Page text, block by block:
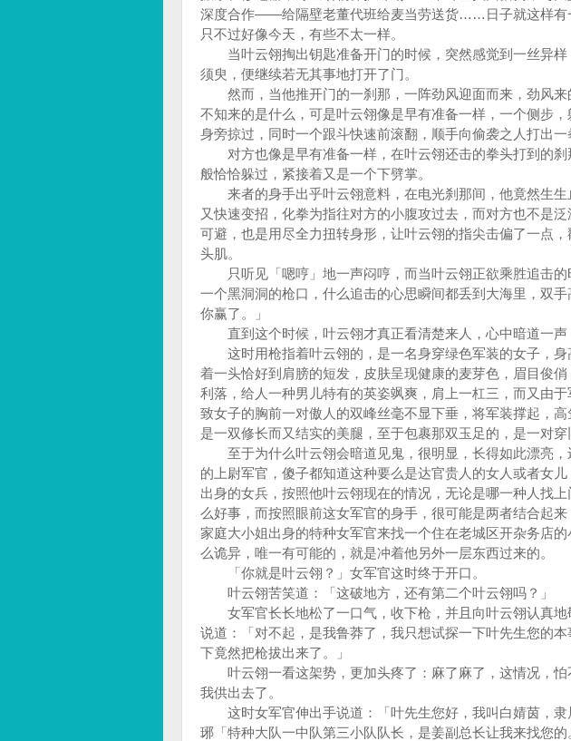
深度合作——给隔壁老董代班给麦当劳送货……日子就这样有
只不过好像今天，有些不太一样。
当叶云翎掏出钥匙准备开门的时候，突然感觉到一丝异样
须臾，便继续若无其事地打开了门。
然而，当他推开门的一刹那，一阵劲风迎面而来，劲风来
不知来的是什么，可是叶云翎像是早有准备一样，一个侧步，
身旁掠过，同时一个跟斗快速前滚翻，顺手向偷袭之人打出一
对方也像是早有准备一样，在叶云翎还击的拳头打到的刹
般恰恰躲过，紧接着又是一个下劈掌。
来者的身手出乎叶云翎意料，在电光刹那间，他竟然生生
又快速变招，化拳为指往对方的小腹攻过去，而对方也不是
可避，也是用尽全力扭转身形，让叶云翎的指尖击偏了一点，
头肌。
只听见「嗯哼」地一声闷哼，而当叶云翎正欲乘胜追击的
一个黑洞洞的枪口，什么追击的心思瞬间都丢到大海里，双手
你赢了。」
直到这个时候，叶云翎才真正看清楚来人，心中暗道一声
这时用枪指着叶云翎的，是一名身穿绿色军装的女子，身
着一头恰好到肩膀的短发，皮肤呈现健康的麦芽色，眉目俊
利落，给人一种男儿特有的英姿飒爽，肩上一杠三，而又由
致女子的胸前一对傲人的双峰丝毫不显下垂，将军装撑起，高
是一双修长而又结实的美腿，至于包裹那双玉足的，是一对穿
至于为什么叶云翎会暗道见鬼，很明显，长得如此漂亮，
的上尉军官，傻子都知道这种要么是达官贵人的女人或者女
出身的女兵，按照他叶云翎现在的情况，无论是哪一种人找
么好事，而按照眼前这女军官的身手，很可能是两者结合起
家庭大小姐出身的特种女军官来找一个住在老城区开杂务店
么诡异，唯一有可能的，就是冲着他另外一层东西过来的。
「你就是叶云翎？」女军官这时终于开口。
叶云翎苦笑道：「这破地方，还有第二个叶云翎吗？」
女军官长长地松了一口气，收下枪，并且向叶云翎认真地
说道：「对不起，是我鲁莽了，我只想试探一下叶先生您的本
下竟然把枪拔出来了。」
叶云翎一看这架势，更加头疼了：麻了麻了，这情况，怕
我供出去了。
这时女军官伸出手说道：「叶先生您好，我叫白婧茵，隶
琊「特种大队一中队第三小队队长，是姜副总长让我来找您